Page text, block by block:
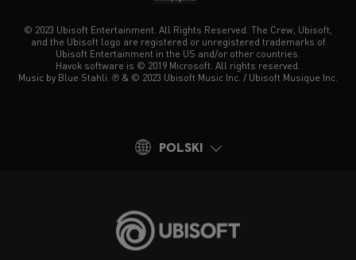
© 2023 Ubisoft Entertainment. All Rights Reserved. The Crew, Ubisoft,
and the Ubisoft logo are registered or unregistered trademarks of
Ubisoft Entertainment in the US and/or other countries.
Havok software is © 2019 Microsoft. All rights reserved.
Music by Blue Stahli. ℗ & © 2023 Ubisoft Music Inc. / Ubisoft Musique Inc.
POLSKI